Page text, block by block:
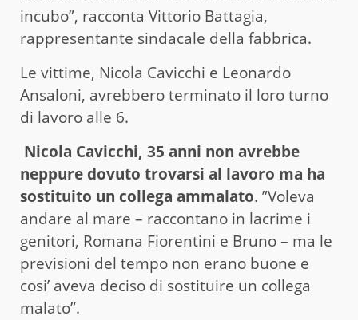
incubo”, racconta Vittorio Battagia,
rappresentante sindacale della fabbrica.
Le vittime, Nicola Cavicchi e Leonardo
Ansaloni, avrebbero terminato il loro turno
di lavoro alle 6.
Nicola Cavicchi, 35 anni non avrebbe
neppure dovuto trovarsi al lavoro ma ha
sostituito un collega ammalato. ”Voleva
andare al mare – raccontano in lacrime i
genitori, Romana Fiorentini e Bruno – ma le
previsioni del tempo non erano buone e
cosi’ aveva deciso di sostituire un collega
malato”.